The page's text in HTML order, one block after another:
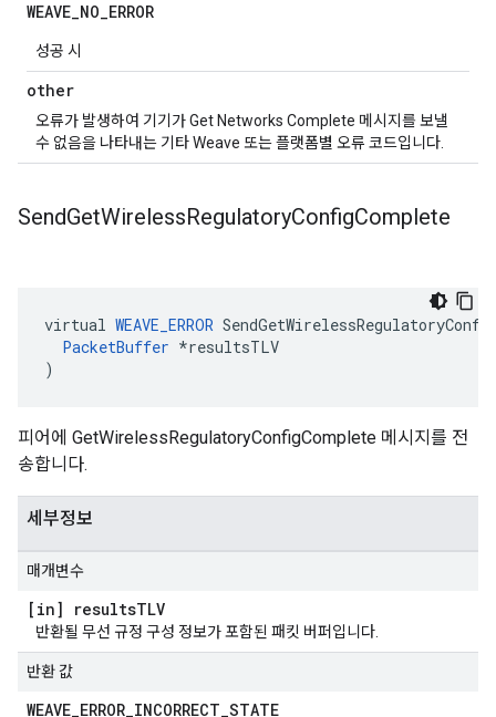
WEAVE_NO_ERROR
성공 시
other
오류가 발생하여 기기가 Get Networks Complete 메시지를 보낼
수 없음을 나타내는 기타 Weave 또는 플랫폼별 오류 코드입니다.
SendGetWirelessRegulatoryConfigComplete
virtual WEAVE_ERROR
PacketBuffer *resultsTLV
)
피어에 GetWirelessRegulatoryConfigComplete 메시지를 전
송합니다.
세부정보
매개변수
[in] resultsTLV
반환될 무선 규정 구성 정보가 포함된 패킷 버퍼입니다.
반환 값
WEAVE_ERROR_INCORRECT_STATE